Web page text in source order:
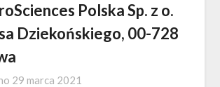
Polska Sp. z o.
Dziekońskiego, 00-728
29 marca 2021